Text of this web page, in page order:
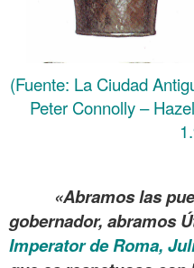
(Fuente: La Ciudad
Peter Connolly –
«Abramos las
gobernador, abramos
Imperator de Roma,